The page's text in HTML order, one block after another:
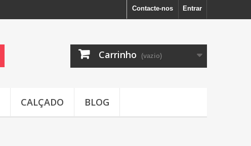
Entrar
Contacte-nos
Carrinho (vazio)
CALÇADO BLOG